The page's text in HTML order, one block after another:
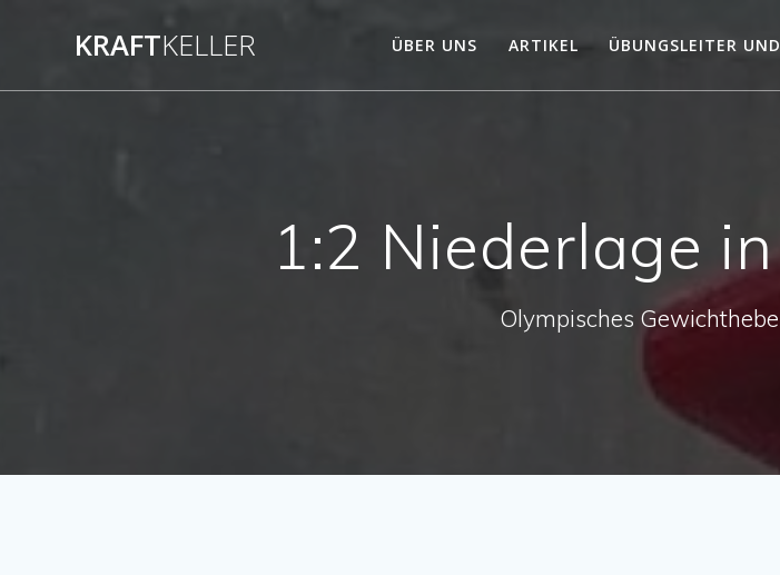
KRAFTKELLER ÜBER UNS ARTIKEL ÜBUNGSLEITER
1:2 Niederlage
Olympisches